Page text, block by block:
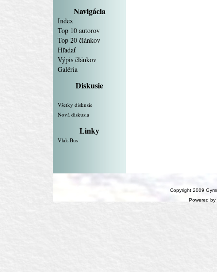
Navigácia
Index
Top 10 autorov
Top 20 článkov
Hľadať
Výpis článkov
Galéria
Diskusie
Všetky diskusie
Nová diskusia
Linky
Vlak-Bus
Copyright 2009
Powered by